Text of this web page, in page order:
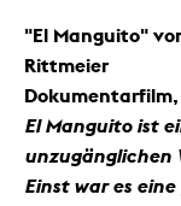
"El Manguito"
Rittmeier
Dokumentarfilm,
El Manguito ist
unzugänglichen
Einst war es